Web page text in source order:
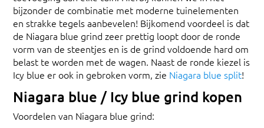
bijzonder de combinatie met moderne tuinelementen
en strakke tegels aanbevelen! Bijkomend voordeel is dat
de Niagara blue grind zeer prettig loopt door de ronde
vorm van de steentjes en is de grind voldoende hard om
belast te worden met de wagen. Naast de ronde kiezel is
Icy blue er ook in gebroken vorm, zie Niagara blue split!
Niagara blue / Icy blue grind kopen
Voordelen van Niagara blue grind: